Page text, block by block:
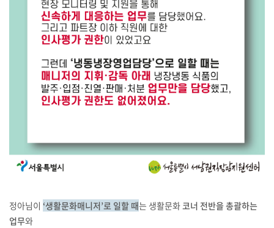
정아님이 ‘생활문화매니저’로 일할 때는 생활문화코너 전반을 총괄하는
업무와